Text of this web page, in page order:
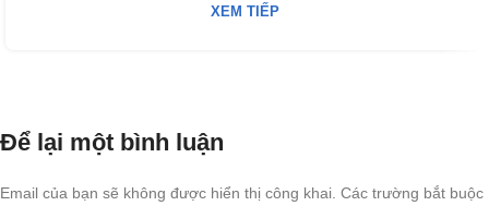
XEM TIẾP
Để lại một bình luận
Email của bạn sẽ không được hiển thị công khai. Các trường bắt buộc